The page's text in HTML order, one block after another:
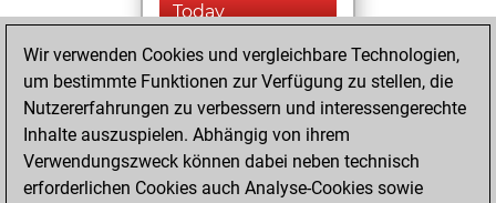
Today
You are ranked
#9598 in Fritz by Elo
Fritz
ranked #17244 in
Fritz Beauty
Wir verwenden Cookies und vergleichbare Technologien,
um bestimmte Funktionen zur Verfügung zu stellen, die
Nutzererfahrungen zu verbessern und interessengerechte
Inhalte auszuspielen. Abhängig von ihrem
Verwendungszweck können dabei neben technisch
erforderlichen Cookies auch Analyse-Cookies sowie